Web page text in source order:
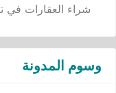
شراء العقارات في
وسوم المدونة